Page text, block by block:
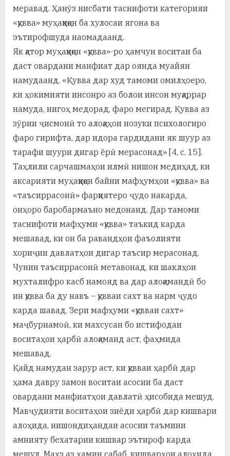
меравад. Ҳанӯз нисбати таснифоти категорияи
«қувва» муҳаққиқон ба хулосаи ягона ва
эътирофшуда наомадаанд.
Як қатор муҳаққиқон «қувва»-ро ҳамчун воситаи ба
даст овардани манфиат дар оянда муайян
намудаанд. «Қувва дар худ тамоми омилҳоеро,
ки ҳокимияти инсонро аз болои инсон муқаррар
намуда, нигоҳ медорад, фаро мегирад. Қувва аз
зӯрии ҷисмонӣ то алоқаҳои нозуки психологиро
фаро гирифта, дар идора гардидани як шуур аз
тарафи шуури дигар ёрӣ мерасонад» [4, с. 15].
Таҳлили сарчашмаҳои илмӣ нишон медиҳад, ки
аксарияти муҳаққиқон байни мафҳумҳои «қувва» ва
«таъсиррасонӣ» фарқиятеро ҷудо накарда,
онҳоро баробармаъно медонанд. Дар тамоми
таснифоти мафҳуми «қувва» таъкид карда
мешавад, ки он ба равандҳои фаъолияти
хориҷии давлатҳои дигар таъсир мерасонад.
Чунин таъсиррасонӣ метавонад, ки шаклҳои
мухталифро касб намояд ва дар алоқамандӣ бо
ин қувва ба ду навъ – қувваи сахт ва нарм ҷудо
карда шавад. Зери мафҳуми «қувваи сахт»
маҷбурнамоӣ, ки махсусан бо истифодаи
воситаҳои ҳарбӣ алоқаманд аст, фаҳмида
мешавад.
Қайд намудан зарур аст, ки қувваи ҳарбӣ дар
ҳама давру замон воситаи асосии ба даст
овардани манфиатҳои давлатӣ ҳисобида мешуд.
Мавҷудияти воситаҳои зиёди ҳарбӣ дар кишвари
алоҳида, нишондиҳандаи асосии таъмини
амнияту бехатарии кишвар эътироф карда